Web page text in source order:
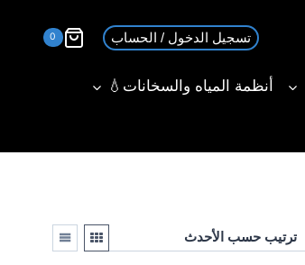
تسجيل الدخول / الحساب 0
أنظمة المياه والسخانات💧